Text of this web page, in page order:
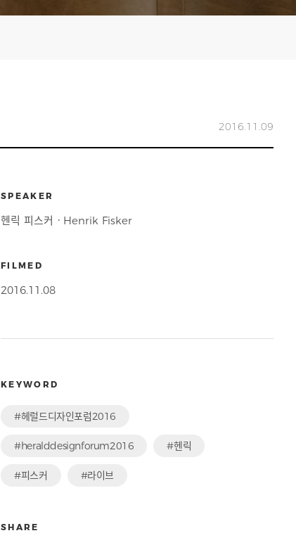
2016.11.09
SPEAKER
헨릭 피스커ㆍHenrik Fisker
FILMED
2016.11.08
KEYWORD
#헤럴드디자인포럼2016
#heralddesignforum2016 #헨릭
#피스커 #라이브
SHARE